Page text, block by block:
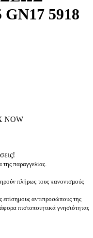
5918
NOW
της παραγγελίας.
πλήρως τους κανονισμούς
αντιπροσώπους της
πιστοποιητικά γνησιότητας